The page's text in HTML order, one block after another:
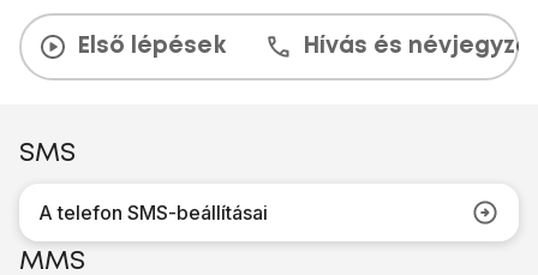
Első lépések Hívás és
SMS
A telefon SMS-beállításai
MMS